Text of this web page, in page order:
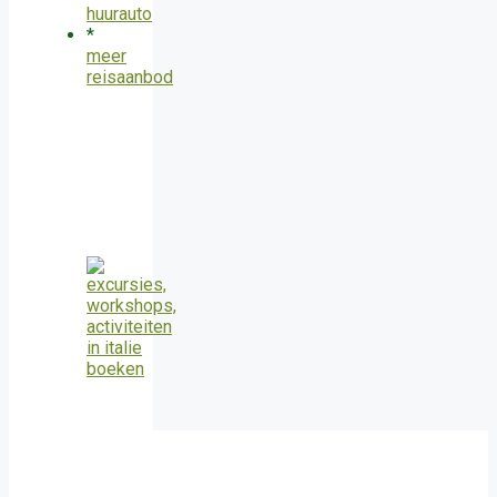
huurauto
*
meer
reisaanbod